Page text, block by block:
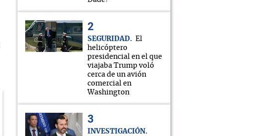
SEGURIDAD
El
helicóptero
presidencial en el que
viajaba Trump voló
cerca de un avión
comercial en
Washington
INVESTIGACIÓN